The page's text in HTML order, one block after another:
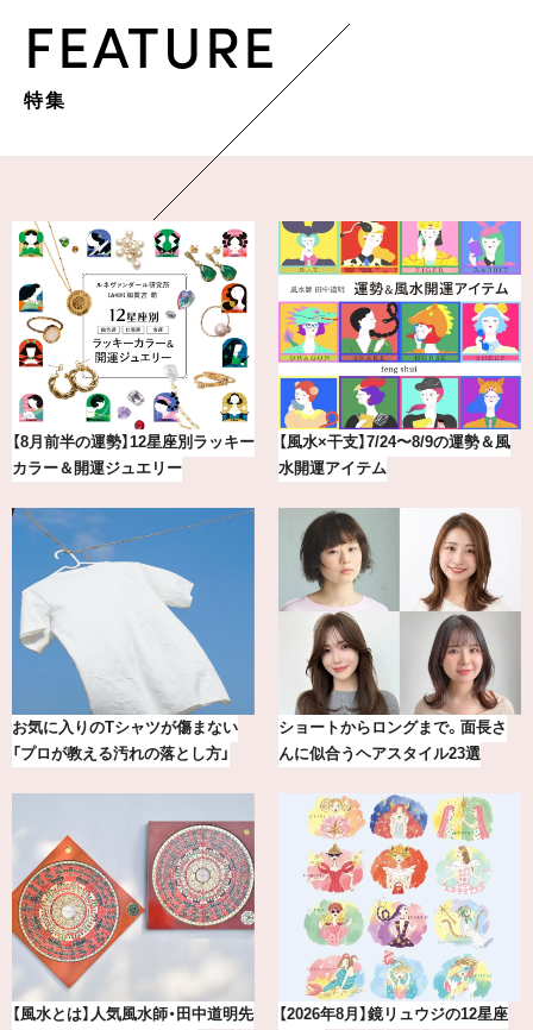
FEATURE
特集
【8月前半の運勢】12星座別ラッキー
カラー＆開運ジュエリー
【風水×干支】7/24〜8/9の運勢＆風
水開運アイテム
お気に入りのTシャツが傷まない
「プロが教える汚れの落とし方」
ショートからロングまで。面長さ
んに似合うヘアスタイル23選
【風水とは】人気風水師・田中道明先
【2026年8月】鏡リュウジの12星座